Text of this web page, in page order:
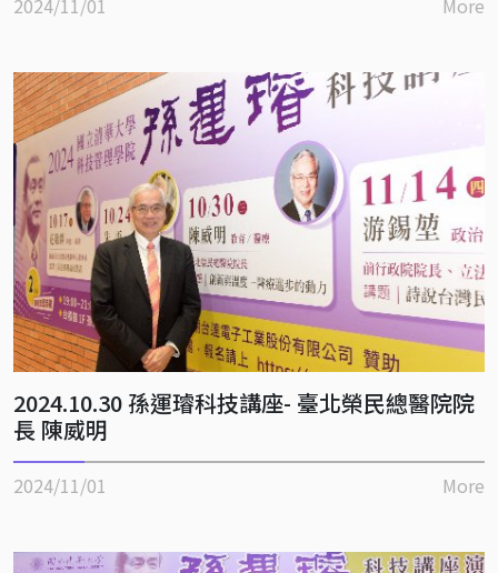
2024/11/01 More
2024.10.30 孫運璿科技講座- 臺北榮民總醫院院
長 陳威明
2024/11/01 More